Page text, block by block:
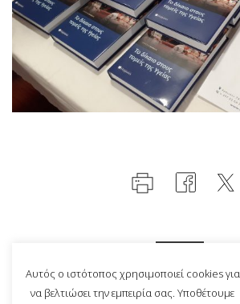
Αυτός ο ιστότοπος χρησιμοποιεί cookies για
να βελτιώσει την εμπειρία σας. Υποθέτουμε